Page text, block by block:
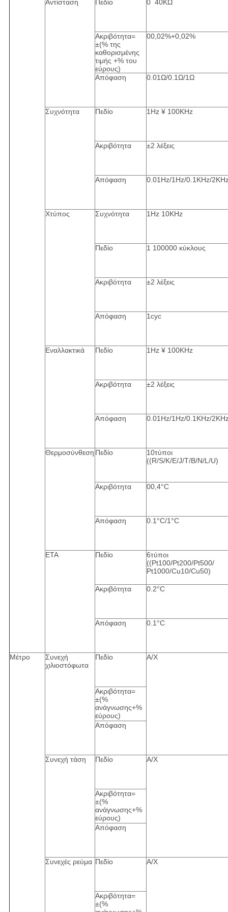
Αντίσταση Πεδίο 0 ️ 40KΩ
Ακριβότητα=
±(% της
καθορισμένης
τιμής +% του
εύρους)
00,02%+0,02%
Απόφαση 0.01Ω/0.1Ω/1Ω
Συχνότητα Πεδίο 1Hz ¥ 100KHz
Ακριβότητα ±2 λέξεις
Απόφαση 0.01Hz/1Hz/0.1KHz/
Χτύπος Συχνότητα 1Hz 10KHz
Πεδίο 1 100000 κύκλους
Ακριβότητα ±2 λέξεις
Απόφαση 1cyc
Εναλλακτικά Πεδίο 1Hz ¥ 100KHz
Ακριβότητα ±2 λέξεις
Απόφαση 0.01Hz/1Hz/0.1KHz/
Θερμοσύνθεση Πεδίο
10τύποι
((R/S/K/E/J/T/B/N/L/U)
Ακριβότητα 00,4°C
Απόφαση 0.1°C/1°C
ΕΤΑ Πεδίο
6τύποι
((Pt100/Pt200/Pt500/
Pt1000/Cu10/Cu50)
Ακριβότητα 0.2°C
Απόφαση 0.1°C
Μέτρο
Συνεχή
χιλιοστόφωτα
Πεδίο Α/Χ
Ακριβότητα=
±(%
ανάγνωσης+%
εύρους)
Απόφαση
Συνεχή τάση Πεδίο Α/Χ
Ακριβότητα=
±(%
ανάγνωσης+%
εύρους)
Απόφαση
Συνεχές ρεύμα Πεδίο Α/Χ
Ακριβότητα=
±(%